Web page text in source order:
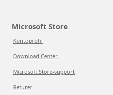
Microsoft Store
Kontoprofil
Download Center
Microsoft Store-support
Returer